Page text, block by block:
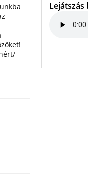
Lejátszás